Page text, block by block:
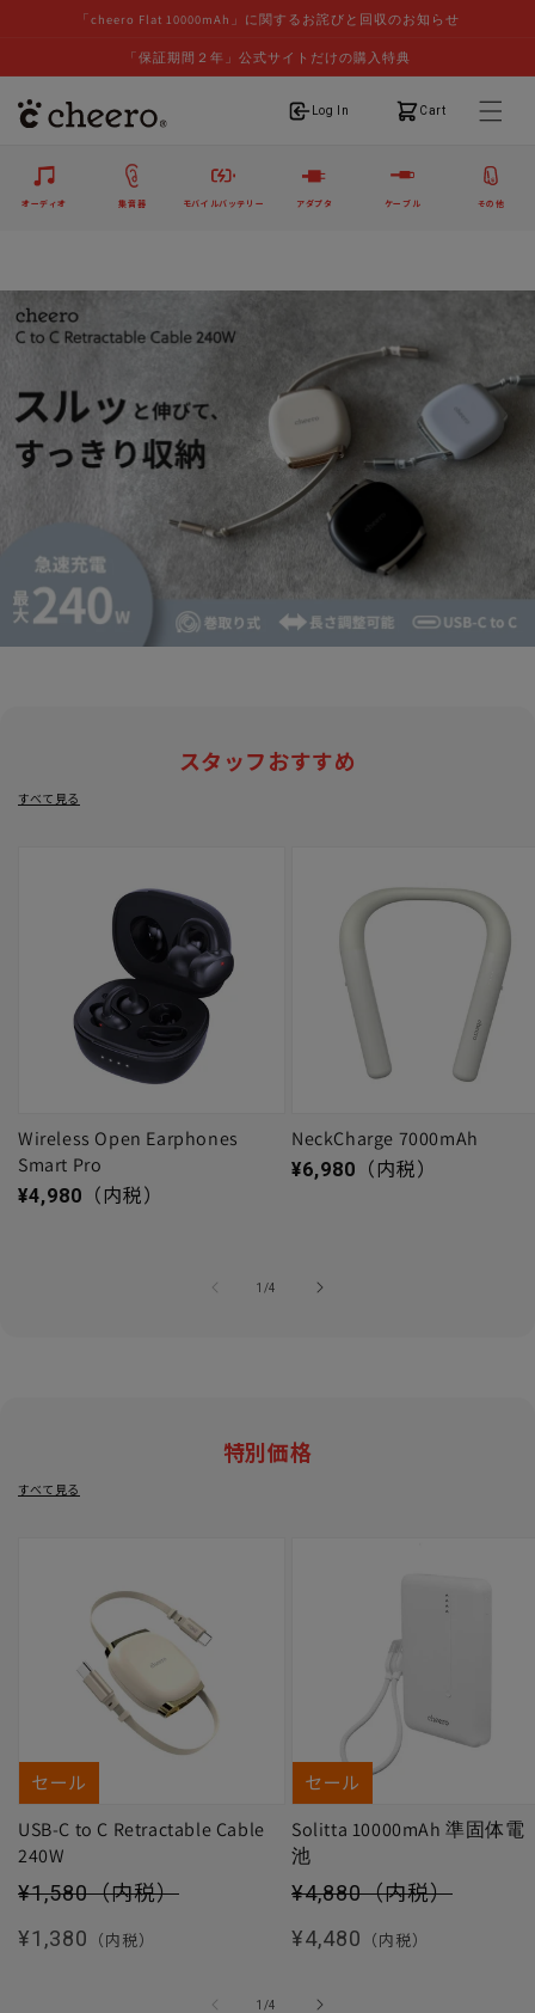
「cheero Flat 10000mAh」に関するお詫びと回収のお知らせ
「保証期間２年」公式サイトだけの購入特典
Log In
ログイン Cart
カート
オーディオ 集音器 モバイルバッテリー アダプタ ケーブル その他
スタッフおすすめ
すべて見る
Wireless Open Earphones
Smart Pro
通常価格
¥4,980 （内税）
NeckCharge 7000mAh
通常価格
¥6,980 （内税）
1 /
の4
特別価格
すべて見る
セール
USB-C to C Retractable Cable
240W
セール価格
¥1,580（内税）
通常価格
¥1,380 （内税）
セール
Solitta 10000mAh 準固体電
池
セール価格
¥4,880（内税）
通常価格
¥4,480 （内税）
1 /
の4